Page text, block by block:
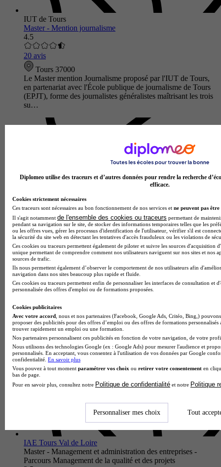
IUT de Tours
Master - Mention journalisme
4.5
20 avis
Tours 37000
Le Master mention Journalisme proposé par l'IUT de Tours,
en partenariat avec l'École publique de journalisme de Tours
(EPJT), forme des journalistes généralistes maîtrisant les trois
su…
IUFM (antenne d'Alençon), Université de Caen Basse-
Normandie
Master - Métiers de l'éducation, de l'enseignement et de la
formation - Spécialité enseignement et formation
professionnels et technologiques
Damigny 61250
Le Master Métiers de l'éducation, de l'enseignement et de la
professionnels et technologiques proposé par la Faculté
d'éducation de l'Ins…
IAE Tours Val de Loire
Master - Management et administration des entreprises -
Parcours Management de la qualité et des projets
Diplomeo utilise des traceurs et d’autres données pour rendre la recherche
efficace.
Cookies strictement nécessaires
Ces traceurs sont nécessaires au bon fonctionnement de nos services et ne peuvent pas être
Il s'agit notamment de l'ensemble des cookies ou traceurs permettant de
pendant sa navigation sur le site, de stocker des informations temporaires telles que les
ou les offres vues, gérer les processus d'identification de l'utilisateur, vérifier s'il est
la sécurité du site web en détectant les tentatives d'accès frauduleux ou les violations de
Ces cookies ou traceurs permettent également de piloter et suivre les sources d'acquisition
unique permettant de comprendre comment nos utilisateurs naviguent sur nos sites et nos
sources de trafic.
Ils nous permettent également d’observer le comportement de nos utilisateurs afin
navigation dans nos sites beaucoup plus rapide et fluide.
Ces cookies ou traceurs permettent enfin de personnaliser les interfaces de consultation et
personnalisée des offres d'emploi ou de formations proposées.
Cookies publicitaires
Avec votre accord , nous et nos partenaires (Facebook, Google Ads, Critéo, Bing,)
proposer des publicités pour des offres d’emploi ou des offres de formations
trouver rapidement un emploi ou une formation.
Nos partenaires personnalisent ces publicités en fonction de votre navigation, de votre
Nous utilisons des technologies Google (ex : Google Ads) pour mesurer l'audience et
personnalisés. En acceptant, vous consentez à l'utilisation de vos données par Google
confidentialité. En savoir plus
Vous pouvez à tout moment paramétrer vos choix ou retirer votre consentement en
bas de page.
Pour en savoir plus, consultez notre Politique de confidentialité et notre Politique
Personnaliser mes choix Tout